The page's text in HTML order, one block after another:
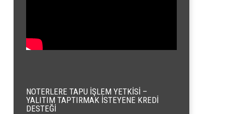
NOTERLERE TAPU İŞLEM YETKISI –
YALITIM TAPTIRMAK İSTEYENE KREDI
DESTEĞI